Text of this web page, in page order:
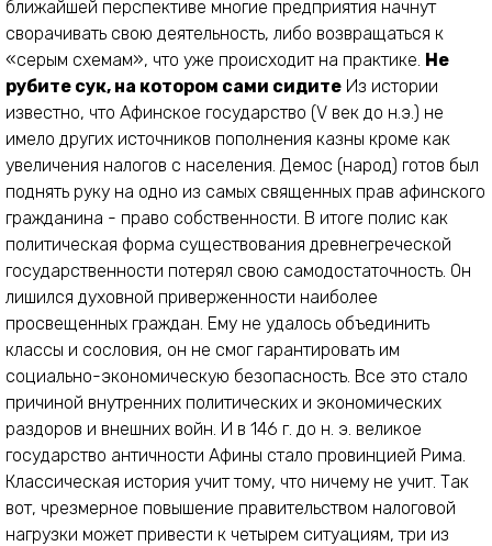
ближайшей перспективе многие предприятия начнут
сворачивать свою деятельность, либо возвращаться к
«серым схемам», что уже происходит на практике. Не
рубите сук, на котором сами сидите Из истории
известно, что Афинское государство (V век до н.э.) не
имело других источников пополнения казны кроме как
увеличения налогов с населения. Демос (народ) готов был
поднять руку на одно из самых священных прав афинского
гражданина - право собственности. В итоге полис как
политическая форма существования древнегреческой
государственности потерял свою самодостаточность. Он
лишился духовной приверженности наиболее
просвещенных граждан. Ему не удалось объединить
классы и сословия, он не смог гарантировать им
социально-экономическую безопасность. Все это стало
причиной внутренних политических и экономических
раздоров и внешних войн. И в 146 г. до н. э. великое
государство античности Афины стало провинцией Рима.
Классическая история учит тому, что ничему не учит. Так
вот, чрезмерное повышение правительством налоговой
нагрузки может привести к четырем ситуациям, три из